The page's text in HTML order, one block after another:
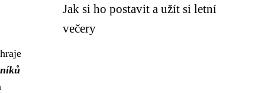
Jak si ho postavit a užít si letní
večery